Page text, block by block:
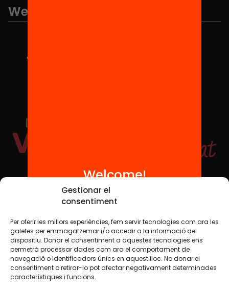
Gestionar el
consentiment
Per oferir les millors experiències, fem servir tecnologies com ara les
galetes per emmagatzemar i/o accedir a la informació del
dispositiu. Donar el consentiment a aquestes tecnologies ens
permetrà processar dades com ara el comportament de
navegació o identificadors únics en aquest lloc. No donar el
consentiment o retirar-lo pot afectar negativament determinades
característiques i funcions.
We are part of...
Social Media
TW YTB IG FB IN
Legal NoticeCookie Policy
Welcome!